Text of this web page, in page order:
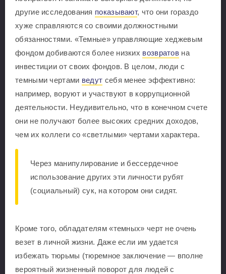
другие исследования показывают, что они гораздо
хуже справляются со своими должностными
обязанностями. «Темные» управляющие хеджевым
фондом добиваются более низких возвратов на
инвестиции от своих фондов. В целом, люди с
темными чертами ведут себя менее эффективно:
например, воруют и участвуют в коррупционной
деятельности. Неудивительно, что в конечном счете
они не получают более высоких средних доходов,
чем их коллеги со «светлыми» чертами характера.
Через манипулирование и бессердечное
использование других эти личности рубят
(социальный) сук, на котором они сидят.
Кроме того, обладателям «темных» черт не очень
везет в личной жизни. Даже если им удается
избежать тюрьмы (тюремное заключение — вполне
вероятный жизненный поворот для людей с